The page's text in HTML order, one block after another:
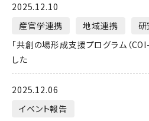
2025.12.10
産官学連携
地域連携 研
「共創の場形成支援プログラム（
した
2025.12.06
イベント報告